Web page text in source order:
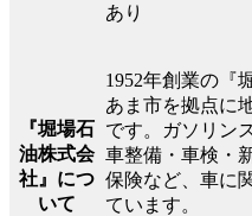
あり
『堀場石
油株式会
社』につ
いて
1952年創業の『
あま市を拠点に
です。ガソリン
車整備・車検・
保険など、車に
ています。